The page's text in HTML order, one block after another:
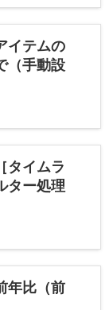
イテムの
（手動設
タイムラ
ター処理
年比（前